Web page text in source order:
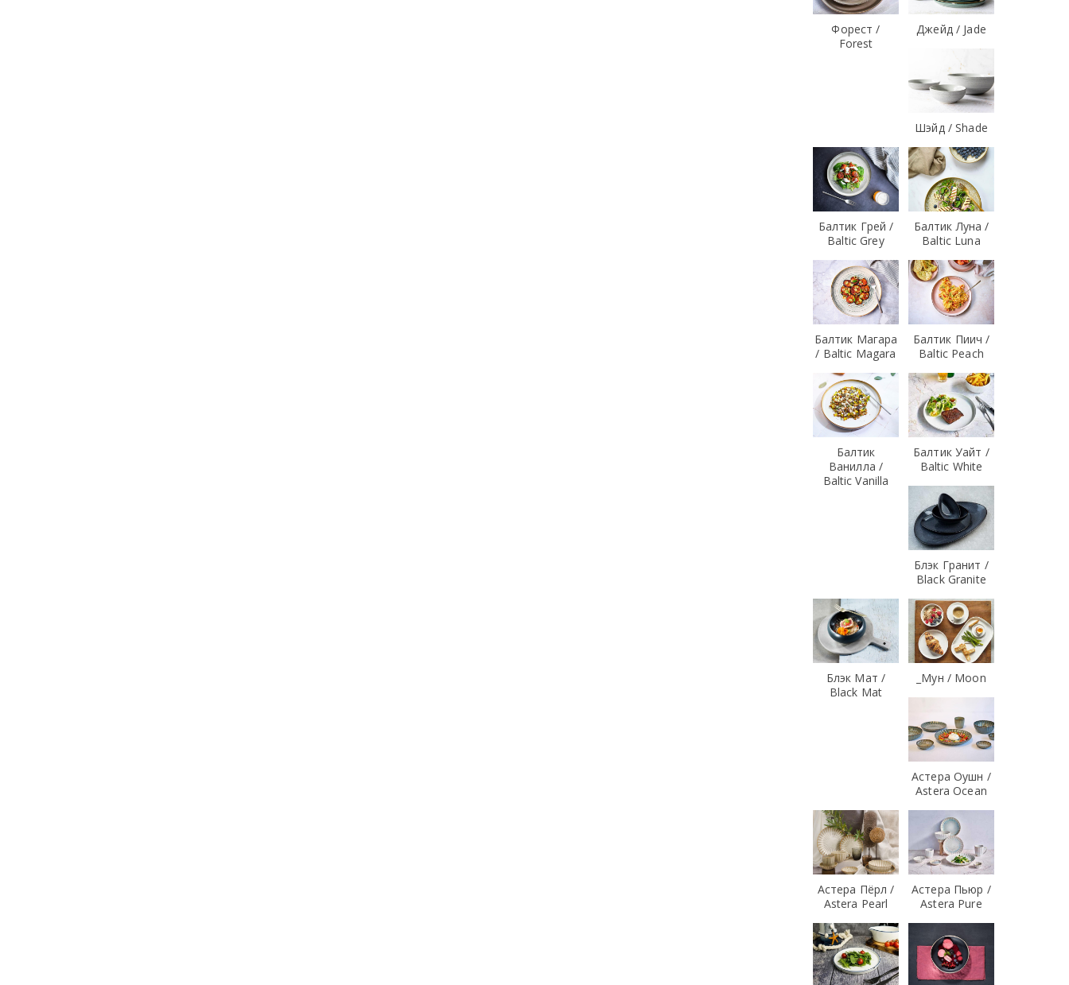
Форест /
Forest
Джейд / Jade
Шэйд / Shade
Балтик Грей /
Baltic Grey
Балтик Луна /
Baltic Luna
Балтик Магара
/ Baltic Magara
Балтик Пиич /
Baltic Peach
Балтик
Ванилла /
Baltic Vanilla
Балтик Уайт /
Baltic White
Блэк Гранит /
Black Granite
Блэк Мат /
Black Mat
_Мун / Moon
Астера Оушн /
Astera Ocean
Астера Пёрл /
Astera Pearl
Астера Пьюр /
Astera Pure